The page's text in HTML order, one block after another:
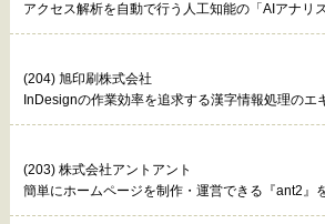
アクセス解析を自動で行う人工知能の「AIアナリス
(204) 旭印刷株式会社
InDesignの作業効率を追求する漢字情報処理のエ
(203) 株式会社アントアント
簡単にホームページを制作・運営できる『ant2』